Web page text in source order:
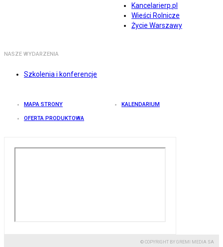
Kancelarierp.pl
Wieści Rolnicze
Życie Warszawy
NASZE WYDARZENIA
Szkolenia i konferencje
MAPA STRONY KALENDARIUM
OFERTA PRODUKTOWA
© COPYRIGHT BY GREMI MEDIA SA